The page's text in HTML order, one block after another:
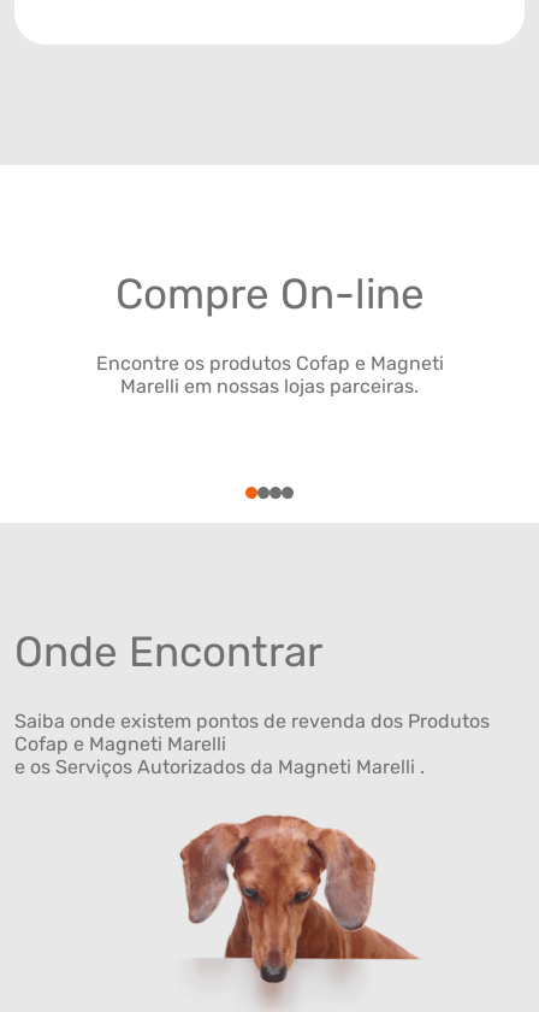
Compre On-line
Encontre os produtos Cofap e Magneti
Marelli em nossas lojas parceiras.
1234
Onde Encontrar
Saiba onde existem pontos de revenda dos Produtos
Cofap e Magneti Marelli
e os Serviços Autorizados da Magneti Marelli .